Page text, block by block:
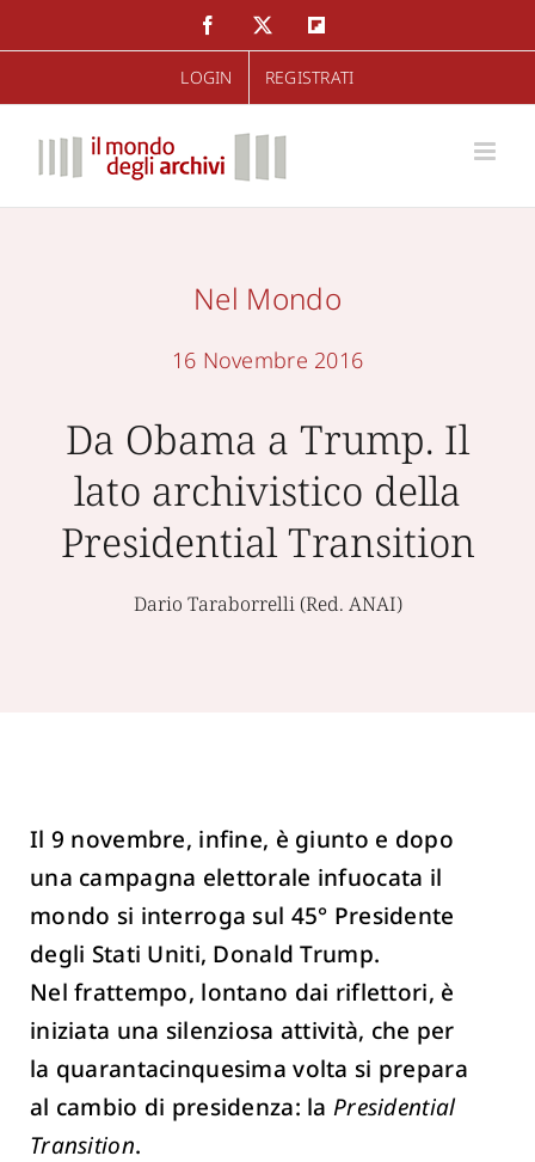
al
FacebookTwitter
LOGIN REGISTRATI
Nel Mondo
16 Novembre 2016
Da Obama a Trump. Il
lato archivistico della
Presidential Transition
Dario Taraborrelli (Red. ANAI)
Il 9 novembre, infine, è giunto e dopo
una campagna elettorale infuocata il
mondo si interroga sul 45° Presidente
degli Stati Uniti, Donald Trump.
Nel frattempo, lontano dai riflettori, è
iniziata una silenziosa attività, che per
la quarantacinquesima volta si prepara
al cambio di presidenza: la Presidential
Transition.